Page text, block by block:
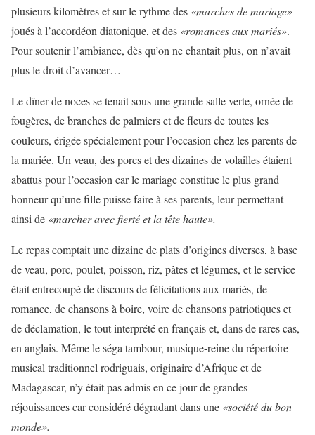
plusieurs kilomètres et sur le rythme des «marches de mariage»
joués à l’accordéon diatonique, et des «romances aux mariés».
Pour soutenir l’ambiance, dès qu’on ne chantait plus, on n’avait
plus le droit d’avancer…
Le dîner de noces se tenait sous une grande salle verte, ornée de
fougères, de branches de palmiers et de fleurs de toutes les
couleurs, érigée spécialement pour l’occasion chez les parents de
la mariée. Un veau, des porcs et des dizaines de volailles étaient
abattus pour l’occasion car le mariage constitue le plus grand
honneur qu’une fille puisse faire à ses parents, leur permettant
ainsi de «marcher avec fierté et la tête haute».
Le repas comptait une dizaine de plats d’origines diverses, à base
de veau, porc, poulet, poisson, riz, pâtes et légumes, et le service
était entrecoupé de discours de félicitations aux mariés, de
romance, de chansons à boire, voire de chansons patriotiques et
de déclamation, le tout interprété en français et, dans de rares cas,
en anglais. Même le séga tambour, musique-reine du répertoire
musical traditionnel rodriguais, originaire d’Afrique et de
Madagascar, n’y était pas admis en ce jour de grandes
réjouissances car considéré dégradant dans une «société du bon
monde».